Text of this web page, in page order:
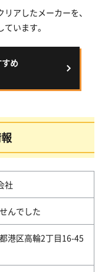
アしたメーカーを、
います。
め
社
んでした
港区高輪2丁目16-45